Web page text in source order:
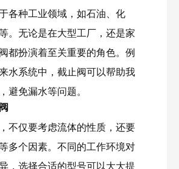
各种工业领域，如石油、化
。无论是在大型工厂，还是家
都扮演着至关重要的角色。例
水系统中，截止阀可以帮助我
避免漏水等问题。
不仅要考虑流体的性质，还要
多个因素。不同的工作环境对
，选择合适的型号可以大大提